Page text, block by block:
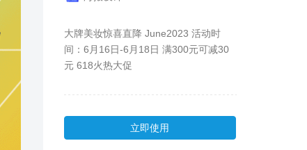
大牌美妆惊喜直降 June2023 活动时
间：6月16日-6月18日 满300元可减30
元 618火热大促
立即使用